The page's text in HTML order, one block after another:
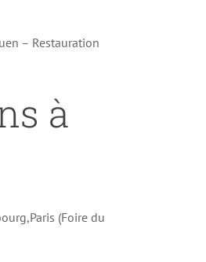
– Restauration
à
(Foire du